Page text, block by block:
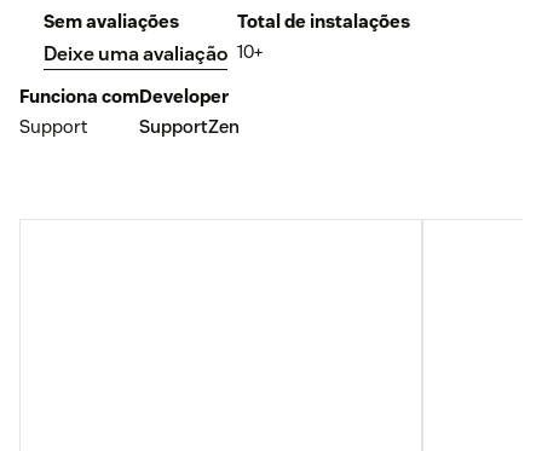
Sem avaliações
Deixe uma avaliação
Total de instalações
10+
Funciona com
Support
Developer
SupportZen